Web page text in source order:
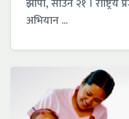
झापा, साउन २१ । राष्ट्रिय
अभियान ...